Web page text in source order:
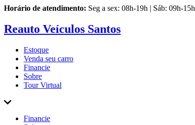
Horário de atendimento: Seg a sex: 08h-19h | Sáb: 09h-15h
Reauto Veículos Santos
Estoque
Venda seu carro
Financie
Sobre
Tour Virtual
Financie